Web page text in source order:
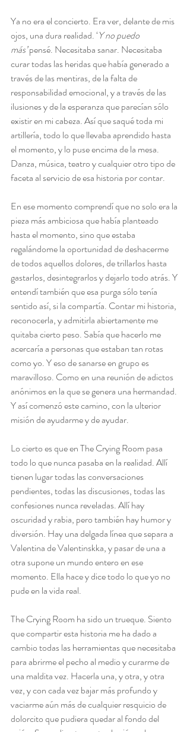
Ya no era el concierto. Era ver, delante de mis
ojos, una dura realidad. ‘Y no puedo
más’ pensé. Necesitaba sanar. Necesitaba
curar todas las heridas que había generado a
través de las mentiras, de la falta de
responsabilidad emocional, y a través de las
ilusiones y de la esperanza que parecían sólo
existir en mi cabeza. Así que saqué toda mi
artillería, todo lo que llevaba aprendido hasta
el momento, y lo puse encima de la mesa.
Danza, música, teatro y cualquier otro tipo de
faceta al servicio de esa historia por contar.
En ese momento comprendí que no solo era la
pieza más ambiciosa que había planteado
hasta el momento, sino que estaba
regalándome la oportunidad de deshacerme
de todos aquellos dolores, de trillarlos hasta
gastarlos, desintegrarlos y dejarlo todo atrás. Y
entendí también que esa purga sólo tenía
sentido así, si la compartía. Contar mi historia,
reconocerla, y admitirla abiertamente me
quitaba cierto peso. Sabía que hacerlo me
acercaría a personas que estaban tan rotas
como yo. Y eso de sanarse en grupo es
maravilloso. Como en una reunión de adictos
anónimos en la que se genera una hermandad.
Y así comenzó este camino, con la ulterior
misión de ayudarme y de ayudar.
Lo cierto es que en The Crying Room pasa
todo lo que nunca pasaba en la realidad. Allí
tienen lugar todas las conversaciones
pendientes, todas las discusiones, todas las
confesiones nunca reveladas. Allí hay
oscuridad y rabia, pero también hay humor y
diversión. Hay una delgada línea que separa a
Valentina de Valentinskka, y pasar de una a
otra supone un mundo entero en ese
momento. Ella hace y dice todo lo que yo no
pude en la vida real.
The Crying Room ha sido un trueque. Siento
que compartir esta historia me ha dado a
cambio todas las herramientas que necesitaba
para abrirme el pecho al medio y curarme de
una maldita vez. Hacerla una, y otra, y otra
vez, y con cada vez bajar más profundo y
vaciarme aún más de cualquier resquicio de
dolorcito que pudiera quedar al fondo del